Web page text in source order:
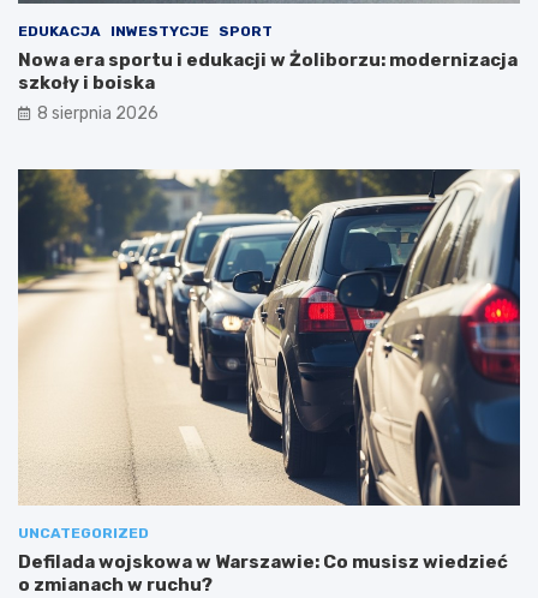
EDUKACJA INWESTYCJE SPORT
Nowa era sportu i edukacji w Żoliborzu: modernizacja
szkoły i boiska
8 sierpnia 2026
UNCATEGORIZED
Defilada wojskowa w Warszawie: Co musisz wiedzieć
o zmianach w ruchu?